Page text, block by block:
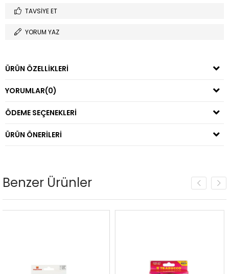
TAVSIYE ET
YORUM YAZ
ÜRÜN ÖZELLIKLERI
YORUMLAR(0)
ÖDEME SEÇENEKLERI
ÜRÜN ÖNERILERI
Benzer Ürünler